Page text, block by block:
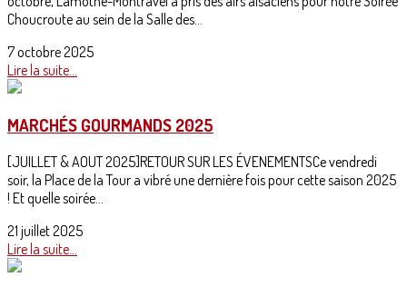
Choucroute au sein de la Salle des...
7 octobre 2025
Lire la suite...
MARCHÉS GOURMANDS 2025
[JUILLET & AOUT 2025]RETOUR SUR LES ÉVENEMENTSCe vendredi
soir, la Place de la Tour a vibré une dernière fois pour cette saison 2025
! Et quelle soirée...
21 juillet 2025
Lire la suite...